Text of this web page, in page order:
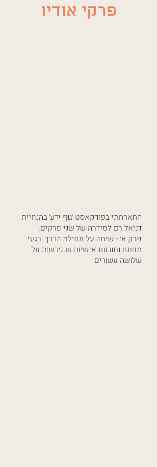
פרקי אודיו
התארחתי בפודקאסט ׳גוף ידע׳ בהנחיית
דניאל רם לסידרה של שני פרקים.
פרק א׳ - שיחה על תחילת הדרך, רגעי
מפתח ותובנות אישיות שנפרשות על
שלושה עשורים